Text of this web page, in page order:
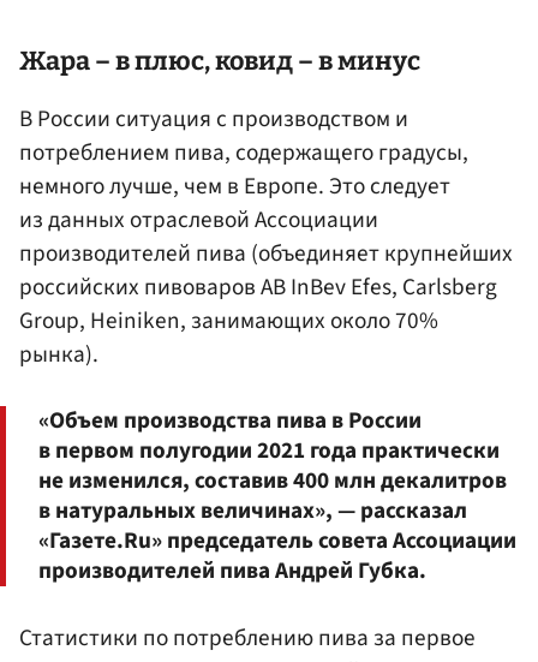
Жара – в плюс, ковид – в минус
В России ситуация с производством и
потреблением пива, содержащего градусы,
немного лучше, чем в Европе. Это следует
из данных отраслевой Ассоциации
производителей пива (объединяет крупнейших
российских пивоваров AB InBev Efes, Carlsberg
Group, Heiniken, занимающих около 70%
рынка).
«Объем производства пива в России
в первом полугодии 2021 года практически
не изменился, составив 400 млн декалитров
в натуральных величинах», — рассказал
«Газете.Ru» председатель совета Ассоциации
производителей пива Андрей Губка.
Статистики по потреблению пива за первое